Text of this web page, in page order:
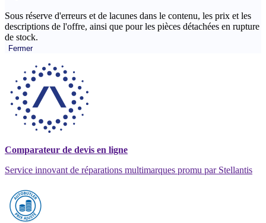
Sous réserve d'erreurs et de lacunes dans le contenu, les prix et les
descriptions de l'offre, ainsi que pour les pièces détachées en rupture
de stock.
Fermer
Comparateur de devis en ligne
Service innovant de réparations multimarques promu par Stellantis